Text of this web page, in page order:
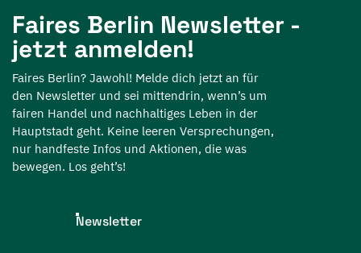
Faires Berlin Newsletter -
jetzt anmelden!
Faires Berlin? Jawohl! Melde dich jetzt an für
den Newsletter und sei mittendrin, wenn’s um
fairen Handel und nachhaltiges Leben in der
Hauptstadt geht. Keine leeren Versprechungen,
nur handfeste Infos und Aktionen, die was
bewegen. Los geht’s!
Newsletter